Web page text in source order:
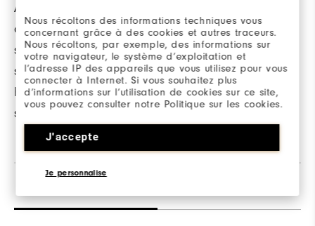
Nous récoltons des informations techniques vous
concernant grâce à des cookies et autres traceurs.
Nous récoltons, par exemple, des informations sur
votre navigateur, le système d’exploitation et
l’adresse IP des appareils que vous utilisez pour vous
connecter à Internet. Si vous souhaitez plus
d’informations sur l’utilisation de cookies sur ce site,
vous pouvez consulter notre Politique sur les cookies.
J'accepte
Je personnalise
A multi-panel
construction with a
semi-curved bill and
structured crown
helps maintain
shape.
La fermeture à
pression réglable à
l’arrière assure un
maintien sûr et
confortable.